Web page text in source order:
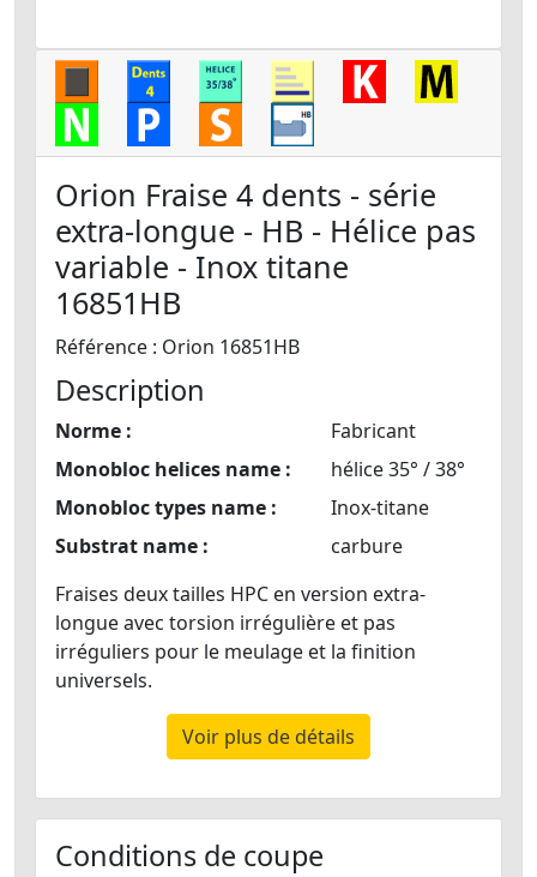
Orion Fraise 4 dents - série
extra-longue - HB - Hélice pas
variable - Inox titane
16851HB
Référence : Orion 16851HB
Description
Norme :
Fabricant
Monobloc helices name :
hélice 35° / 38°
Monobloc types name :
Inox-titane
Substrat name :
carbure
Fraises deux tailles HPC en version extra-
longue avec torsion irrégulière et pas
irréguliers pour le meulage et la finition
universels.
Voir plus de détails
Conditions de coupe